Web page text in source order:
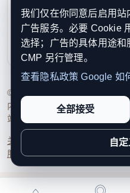
contact@xinouzhou.com
服务支持、版权与合作：工
利通知
© 2026 新欧洲·欧洲头条. All
内容透明度、联系方式与用户
站点完整度。
关于我们 编辑规范日
服务条款联系我们
我们仅在你同意后启用
广告服务。必要 Cookie
选择；广告的具体用途
CMP 另行管理。
查看隐私政策 Google 如
全部接受
自